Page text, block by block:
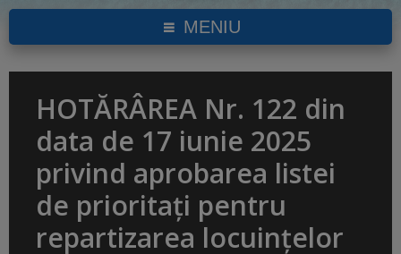
MENIU
HOTĂRÂREA Nr. 122 din
data de 17 iunie 2025
privind aprobarea listei
de prioritați pentru
repartizarea locuințelor